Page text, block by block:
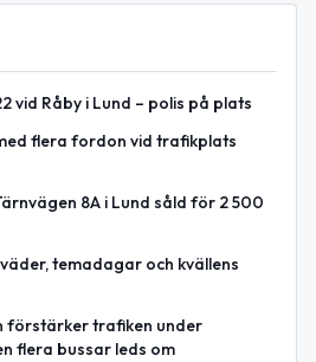
vid Råby i Lund – polis på plats
flera fordon vid trafikplats
8A i Lund såld för 2 500
temadagar och kvällens
förstärker trafiken under
flera bussar leds om